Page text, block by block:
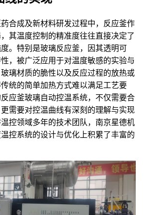
合成及新材料研发过程中，反应釜作
其温度控制的精准度往往直接决定了
。特别是玻璃反应釜，因其透明可
，被广泛应用于对温度敏感的实验与
璃材质的脆性以及反应过程的放热或
统的简单加热方式难以满足工艺要
应釜玻璃自动控温系统，不仅需要合
需要对控温曲线有深刻的理解与实现
控领域多年的技术团队，南京星德机
控系统的设计与优化上积累了丰富的